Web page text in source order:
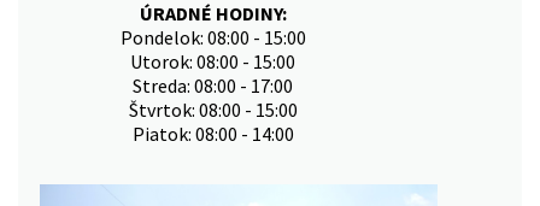
ÚRADNÉ HODINY:
Pondelok: 08:00 - 15:00
Utorok: 08:00 - 15:00
Streda: 08:00 - 17:00
Štvrtok: 08:00 - 15:00
Piatok: 08:00 - 14:00